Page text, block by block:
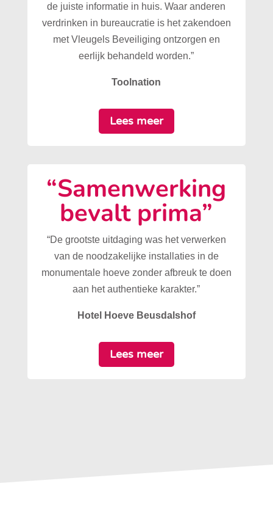
de juiste informatie in huis. Waar anderen
verdrinken in bureaucratie is het zakendoen
met Vleugels Beveiliging ontzorgen en
eerlijk behandeld worden.”
Toolnation
Lees meer
“Samenwerking
bevalt prima”
“De grootste uitdaging was het verwerken
van de noodzakelijke installaties in de
monumentale hoeve zonder afbreuk te doen
aan het authentieke karakter.”
Hotel Hoeve Beusdalshof
Lees meer